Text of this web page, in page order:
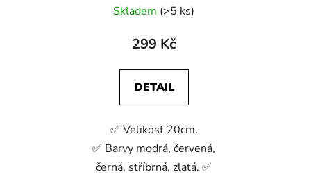
Skladem (>5 ks)
299 Kč
DETAIL
✅ Velikost 20cm.
✅ Barvy modrá, červená,
černá, stříbrná, zlatá. ✅